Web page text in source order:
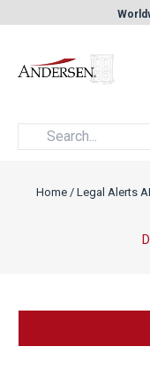
Home/ Legal Alerts